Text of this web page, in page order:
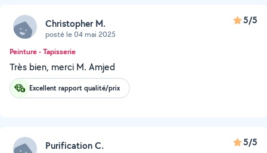
Christopher M.
posté le 04 mai 2025
5/5
Peinture - Tapisserie
Très bien, merci M. Amjed
Excellent rapport qualité/prix
Purification C. 5/5